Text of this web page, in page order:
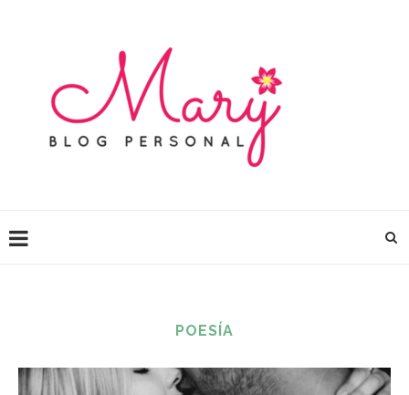
POESÍA